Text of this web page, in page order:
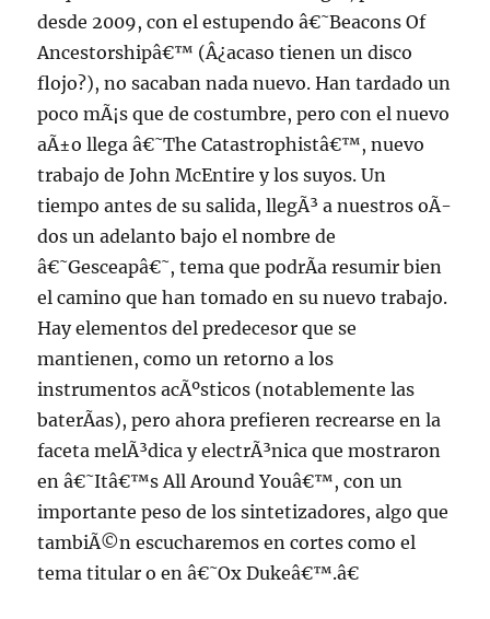
desde 2009, con el estupendo â€˜Beacons Of
Ancestorshipâ€™ (Â¿acaso tienen un disco
flojo?), no sacaban nada nuevo. Han tardado un
poco mÃ¡s que de costumbre, pero con el nuevo
aÃ±o llega â€˜The Catastrophistâ€™, nuevo
trabajo de John McEntire y los suyos. Un
tiempo antes de su salida, llegÃ³ a nuestros oÃ­
dos un adelanto bajo el nombre de
â€˜Gesceapâ€˜, tema que podrÃ­a resumir bien
el camino que han tomado en su nuevo trabajo.
Hay elementos del predecesor que se
mantienen, como un retorno a los
instrumentos acÃºsticos (notablemente las
baterÃ­as), pero ahora prefieren recrearse en la
faceta melÃ³dica y electrÃ³nica que mostraron
en â€˜Itâ€™s All Around Youâ€™, con un
importante peso de los sintetizadores, algo que
tambiÃ©n escucharemos en cortes como el
tema titular o en â€˜Ox Dukeâ€™.â€